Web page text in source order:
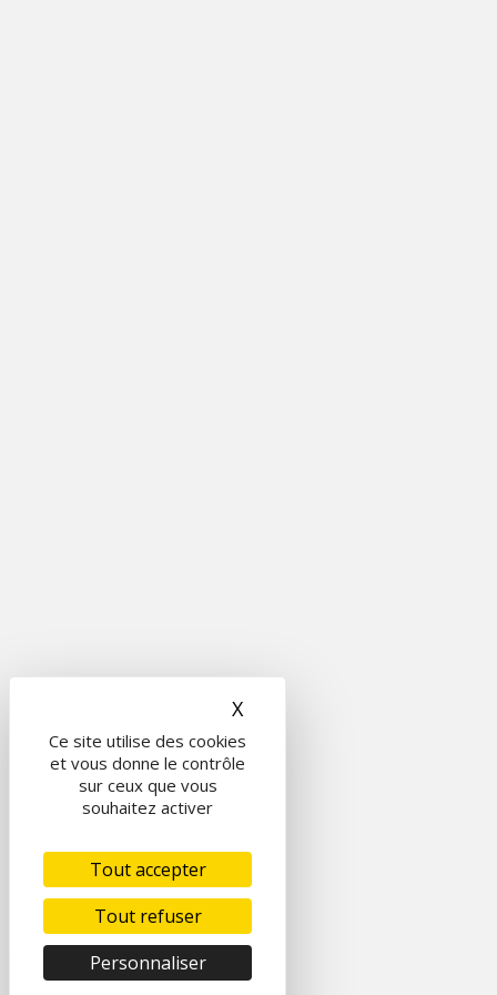
Ce site utilise des cookies
et vous donne le contrôle
sur ceux que vous
souhaitez activer
Tout accepter
Tout refuser
Personnaliser
X